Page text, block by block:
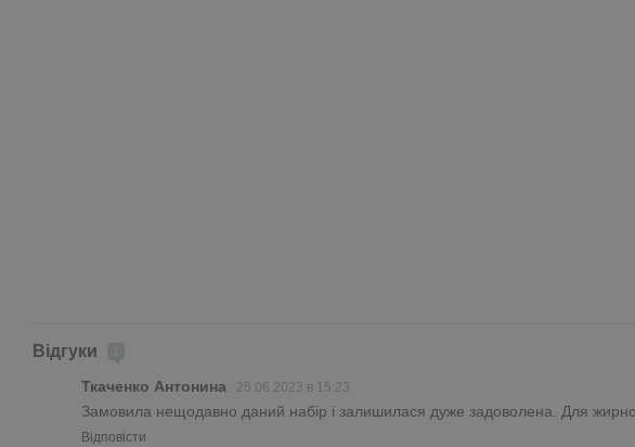
Відгуки
Ткаченко Антонина 25.06.2023 в 15:23
Замовила нещодавно даний набір і залишилася дуже задоволена. Для
Відповісти